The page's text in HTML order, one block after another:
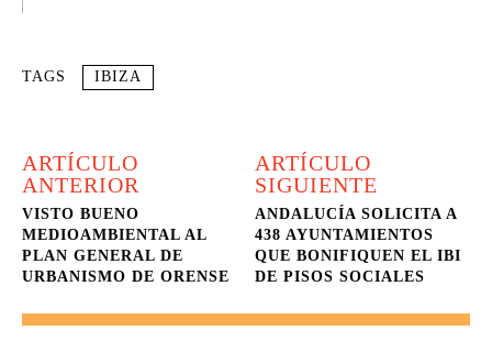
TAGS IBIZA
ARTÍCULO
ANTERIOR
VISTO BUENO
MEDIOAMBIENTAL AL
PLAN GENERAL DE
URBANISMO DE ORENSE
ARTÍCULO
SIGUIENTE
ANDALUCÍA SOLICITA A
438 AYUNTAMIENTOS
QUE BONIFIQUEN EL IBI
DE PISOS SOCIALES